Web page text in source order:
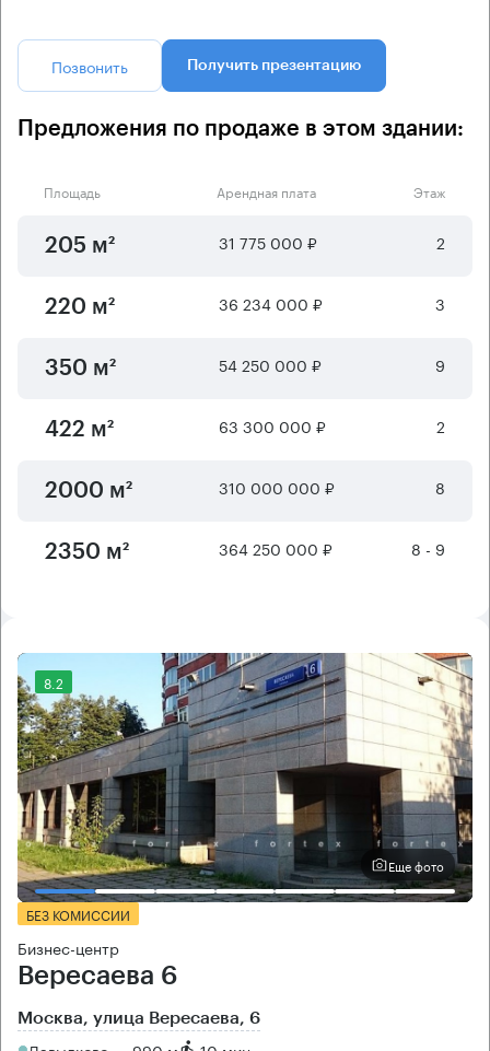
Позвонить Получить презентацию
Предложения по продаже в этом здании:
Площадь Арендная плата Этаж
205 м² 31 775 000 ₽ 2
220 м² 36 234 000 ₽ 3
350 м² 54 250 000 ₽ 9
422 м² 63 300 000 ₽ 2
2000 м² 310 000 000 ₽ 8
2350 м² 364 250 000 ₽ 8 - 9
8.2
Еще фото
БЕЗ КОМИССИИ
Бизнес-центр
Вересаева 6
Москва, улица Вересаева, 6